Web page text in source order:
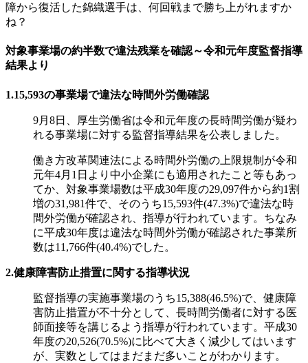
障から復活した錦織選手は、何回戦まで勝ち上がれますか
ね？
対象事業場の約半数で違法残業を確認～令和元年度監督指導
結果より
1.15,593の事業場で違法な時間外労働確認
9月8日、厚生労働省は令和元年度の長時間労働が疑わ
れる事業場に対する監督指導結果を公表しました。
働き方改革関連法による時間外労働の上限規制が令和
元年4月1日より中小企業にも適用されたこと等もあっ
てか、対象事業場数は平成30年度の29,097件から約1割
増の31,981件で、そのうち15,593件(47.3%)で違法な時
間外労働が確認され、指導が行われています。ちなみ
に平成30年度は違法な時間外労働が確認された事業所
数は11,766件(40.4%)でした。
2.健康障害防止措置に関する指導状況
監督指導の実施事業場のうち15,388(46.5%)で、健康障
害防止措置が不十分として、長時間労働者に対する医
師面接等を講じるよう指導が行われています。平成30
年度の20,526(70.5%)に比べて大きく減少してはいます
が、実数としてはまだまだ多いことがわかります。